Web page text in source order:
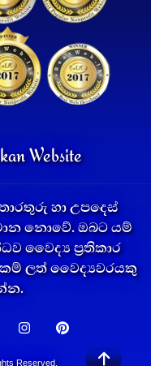
Website
හා උපදෙස්
නොවේ. ඔබට යම්
වෛද්‍ය ප්‍රතිකාර
ලත් වෛද්‍යවරයකු
Reserved.